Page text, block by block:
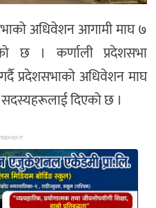
अधिवेशन आगामी माघ ७
छ । कर्णाली प्रदेशसभा
प्रदेशसभाको अधिवेशन माघ
दिएको छ ।